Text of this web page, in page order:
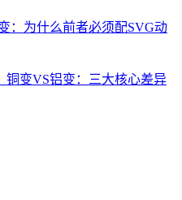
：为什么前者必须配SVG动
铜变VS铝变：三大核心差异